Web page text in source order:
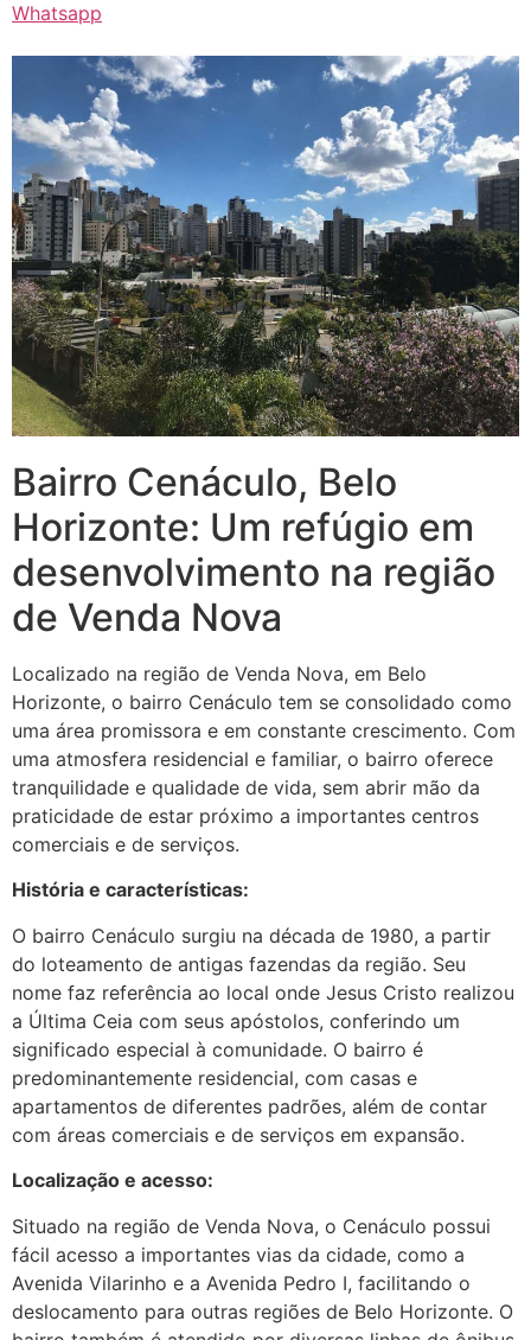
Whatsapp
Bairro Cenáculo, Belo
Horizonte: Um refúgio em
desenvolvimento na região
de Venda Nova
Localizado na região de Venda Nova, em Belo
Horizonte, o bairro Cenáculo tem se consolidado como
uma área promissora e em constante crescimento. Com
uma atmosfera residencial e familiar, o bairro oferece
tranquilidade e qualidade de vida, sem abrir mão da
praticidade de estar próximo a importantes centros
comerciais e de serviços.
História e características:
O bairro Cenáculo surgiu na década de 1980, a partir
do loteamento de antigas fazendas da região. Seu
nome faz referência ao local onde Jesus Cristo realizou
a Última Ceia com seus apóstolos, conferindo um
significado especial à comunidade. O bairro é
predominantemente residencial, com casas e
apartamentos de diferentes padrões, além de contar
com áreas comerciais e de serviços em expansão.
Localização e acesso:
Situado na região de Venda Nova, o Cenáculo possui
fácil acesso a importantes vias da cidade, como a
Avenida Vilarinho e a Avenida Pedro I, facilitando o
deslocamento para outras regiões de Belo Horizonte. O